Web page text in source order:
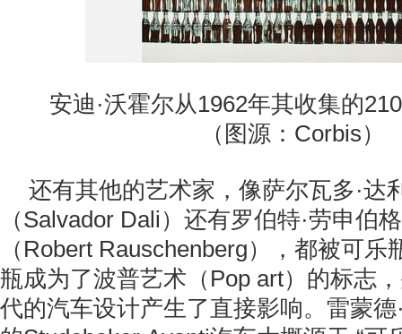
安迪·沃霍尔从1962年其收集的
（图源：Corbis）
还有其他的艺术家，像萨尔瓦多·达
（Salvador Dali）还有罗伯特·劳申伯格
（Robert Rauschenberg），都被可
瓶成为了波普艺术（Pop art）的标志
代的汽车设计产生了直接影响。雷蒙德